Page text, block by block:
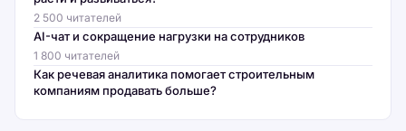
2 500 читателей
AI-чат и сокращение нагрузки на сотрудников
1 800 читателей
Как речевая аналитика помогает строительным
компаниям продавать больше?